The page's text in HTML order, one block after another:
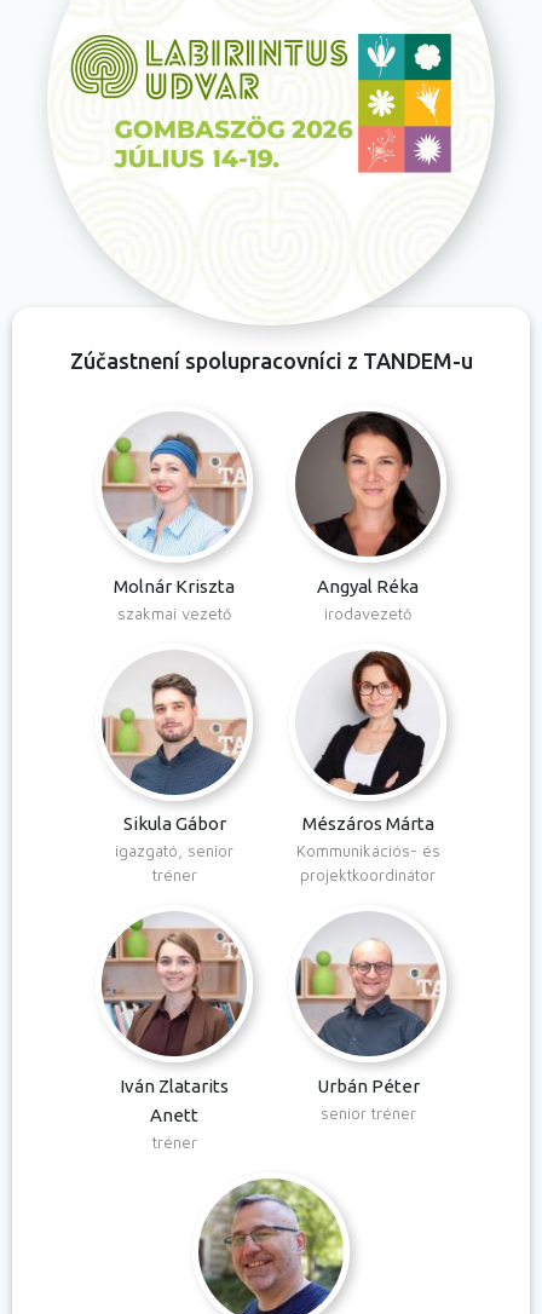
Zúčastnení spolupracovníci z TANDEM-u
Molnár Kriszta
szakmai vezető
Angyal Réka
irodavezető
Sikula Gábor
igazgató, senior
tréner
Mészáros Márta
Kommunikációs- és
projektkoordinátor
Iván Zlatarits
Anett
tréner
Urbán Péter
senior tréner